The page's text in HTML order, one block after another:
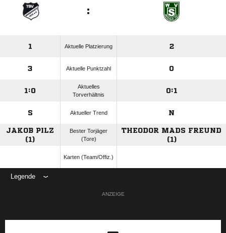
:
1 Aktuelle Platzierung 2
3 Aktuelle Punktzahl 0
1:0
Aktuelles
Torverhältnis
0:1
S Aktueller Trend N
JAKOB PILZ
(1)
Bester Torjäger
(Tore)
THEODOR MADS FREUND
(1)
Karten (Team/Offiz.)
Legende
ANZEIGE